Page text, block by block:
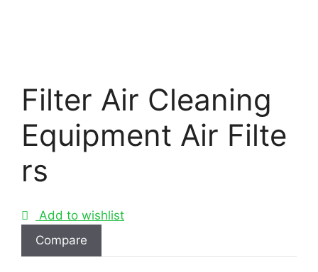
Filter Air Cleaning
Equipment Air Filte
rs
Add to wishlist
Compare